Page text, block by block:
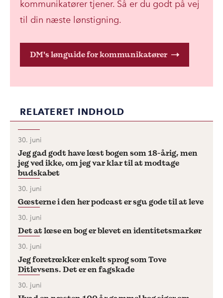
kommunikatører tjener. Så er du godt på vej
til din næste lønstigning.
DM's lønguide for kommunikatører
RELATERET INDHOLD
30. juni
Jeg gad godt have læst bogen som 18-årig, men
jeg ved ikke, om jeg var klar til at modtage
budskabet
30. juni
Gæsterne i den her podcast er sgu gode til at leve
30. juni
Det at læse en bog er blevet en identitetsmarkør
30. juni
Jeg foretrækker enkelt sprog som Tove
Ditlevsens. Det er en fagskade
30. juni